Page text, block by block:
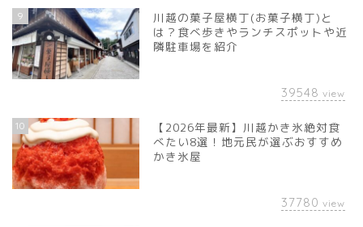
9
川越の菓子屋横丁(お菓子横丁)と
は？食べ歩きやランチスポットや近
隣駐車場を紹介
39548 view
10
【2026年最新】川越かき氷絶対食
べたい8選！地元民が選ぶおすすめ
かき氷屋
37780 view